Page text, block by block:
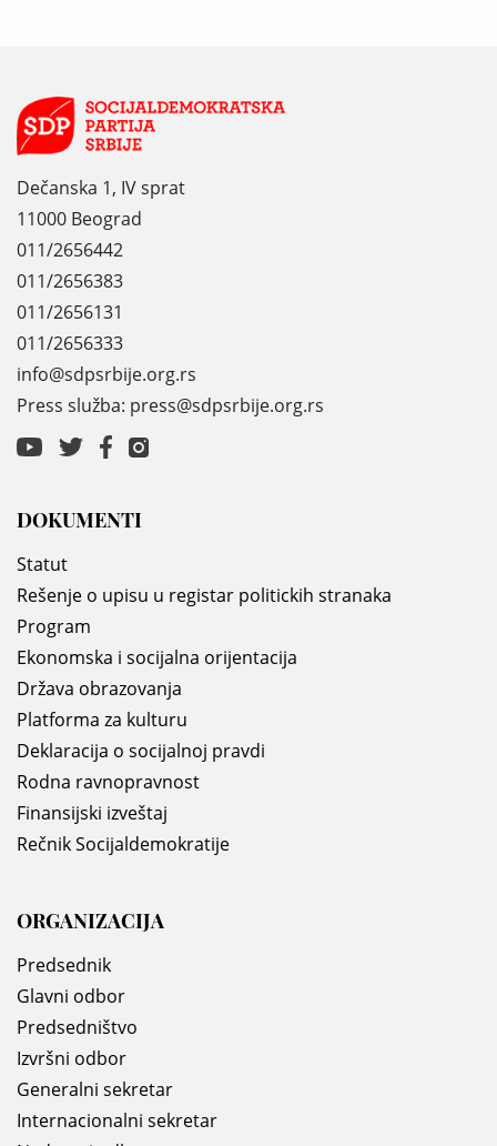
Dečanska 1, IV sprat
11000 Beograd
011/2656442
011/2656383
011/2656131
011/2656333
info@sdpsrbije.org.rs
Press služba: press@sdpsrbije.org.rs
DOKUMENTI
Statut
Rešenje o upisu u registar politickih stranaka
Program
Ekonomska i socijalna orijentacija
Država obrazovanja
Platforma za kulturu
Deklaracija o socijalnoj pravdi
Rodna ravnopravnost
Finansijski izveštaj
Rečnik Socijaldemokratije
ORGANIZACIJA
Predsednik
Glavni odbor
Predsedništvo
Izvršni odbor
Generalni sekretar
Internacionalni sekretar